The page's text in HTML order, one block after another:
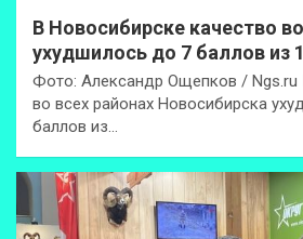
В Новосибирске качество
ухудшилось до 7 баллов из
Фото: Александр Ощепков / Ngs.ru
во всех районах Новосибирска
баллов из…